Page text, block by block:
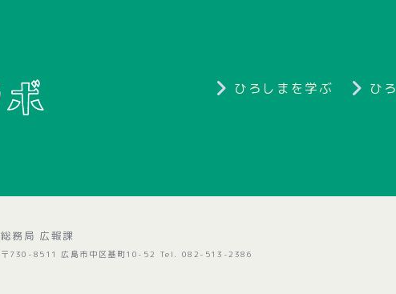
ひろしまを学ぶ ひ
総務局 広報課
〒730-8511 広島市中区基町10-52 Tel. 082-513-2386